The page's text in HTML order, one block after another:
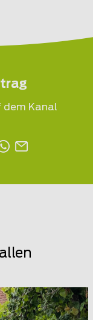
dem Kanal